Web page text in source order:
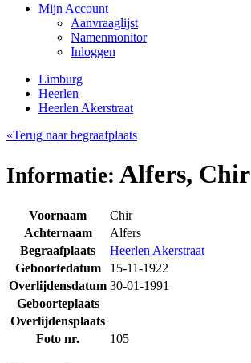
Mijn Account
Aanvraaglijst
Namenmonitor
Inloggen
Limburg
Heerlen
Heerlen Akerstraat
«Terug naar begraafplaats
Informatie: Alfers, Chir
Voornaam
Chir
Achternaam
Alfers
Begraafplaats
Heerlen Akerstraat
Geboortedatum
15-11-1922
Overlijdensdatum 30-01-1991
Geboorteplaats
Overlijdensplaats
Foto nr.
105